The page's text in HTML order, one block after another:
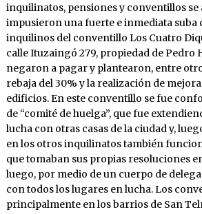
inquilinatos, pensiones y conventillos se
impusieron una fuerte e inmediata suba
inquilinos del conventillo Los Cuatro
calle Ituzaingó 279, propiedad de Pedro
negaron a pagar y plantearon, entre
rebaja del 30% y la realización de
edificios. En este conventillo se fue
de “comité de huelga”, que fue
lucha con otras casas de la ciudad y,
en los otros inquilinatos también
que tomaban sus propias resoluciones
luego, por medio de un cuerpo de
con todos los lugares en lucha. Los
principalmente en los barrios de San